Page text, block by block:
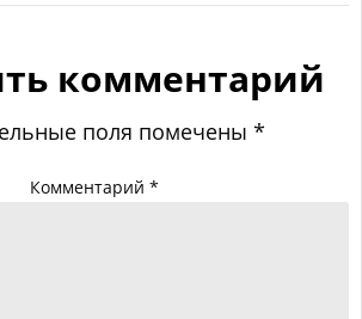
комментарий
поля помечены *
Комментарий *